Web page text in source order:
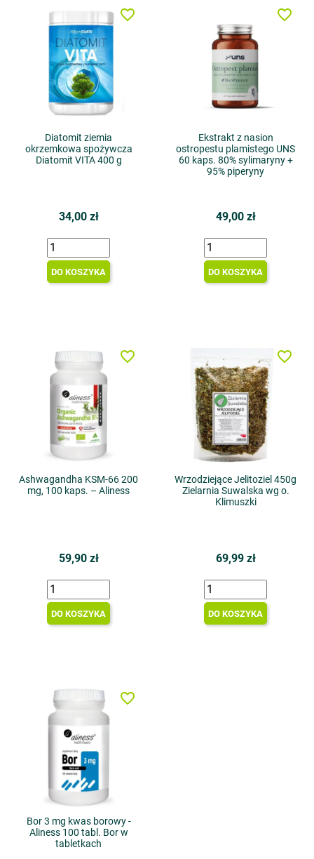
Diatomit ziemia
okrzemkowa spożywcza
Diatomit VITA 400 g
34,00 zł
DO KOSZYKA
favorite_border
Ekstrakt z nasion
ostropestu plamistego UNS
60 kaps. 80% sylimaryny +
95% piperyny
49,00 zł
DO KOSZYKA
favorite_border
Ashwagandha KSM-66 200
mg, 100 kaps. – Aliness
59,90 zł
DO KOSZYKA
favorite_border
Wrzodziejące Jelitoziel 450g
Zielarnia Suwalska wg o.
Klimuszki
69,99 zł
DO KOSZYKA
favorite_border
Bor 3 mg kwas borowy -
Aliness 100 tabl. Bor w
tabletkach
favorite_border